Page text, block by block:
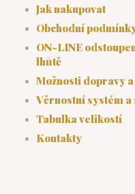
Jak nakupovat
Obchodní
ON-LINE
lhůtě
Možnosti dopravy
Věrnostní systém a
Tabulka velikostí
Kontakty